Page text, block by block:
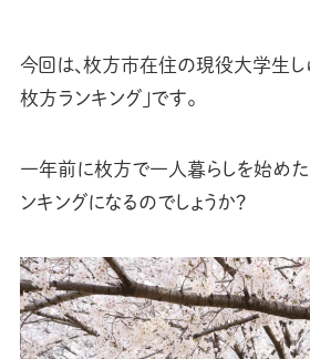
今回は、枚方市在住の現役大学生し
枚方ランキング」です。
一年前に枚方で一人暮らしを始めた
ンキングになるのでしょうか？